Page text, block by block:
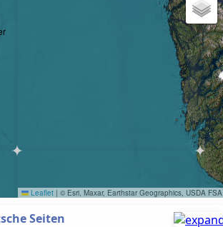
Leaflet | © Esri, Maxar, Earthstar Geographics, USDA FSA
Seiten